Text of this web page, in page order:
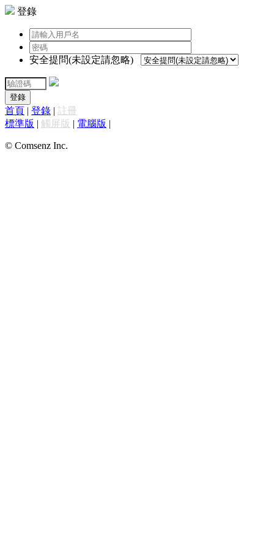
登錄
安全提問(未設定請忽略)
登錄
首頁 | 登錄 | 註冊
標準版 | 觸屏版 | 電腦版 |
© Comsenz Inc.